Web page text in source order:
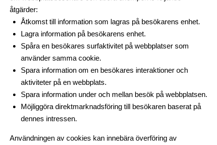
åtgärder:
Åtkomst till information som lagras på besökarens enhet.
Lagra information på besökarens enhet.
Spåra en besökares surfaktivitet på webbplatser som
använder samma cookie.
Spara information om en besökares interaktioner och
aktiviteter på en webbplats.
Spara information under och mellan besök på webbplatsen.
Möjliggöra direktmarknadsföring till besökaren baserat på
dennes intressen.
Användningen av cookies kan innebära överföring av